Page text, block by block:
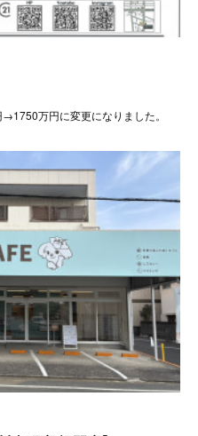
万円に変更になりました。